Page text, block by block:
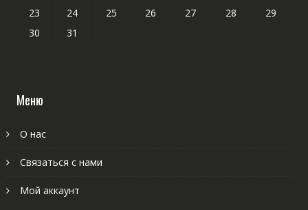
23
24 25 26 27 28
29
30
31
Меню
О нас
Связаться с нами
Мой аккаунт